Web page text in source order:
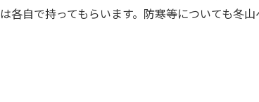
各自で持ってもらいます。防寒等についても冬